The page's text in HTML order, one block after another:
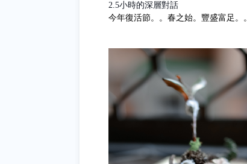
2.5小時的深層對話
今年復活節。。春之始。豐盛富足。。